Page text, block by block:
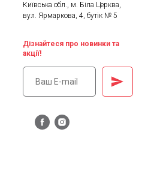
Київська обл., м. Біла Церква,
вул. Ярмаркова, 4, бутік № 5
Дізнайтеся про новинки та
акції!